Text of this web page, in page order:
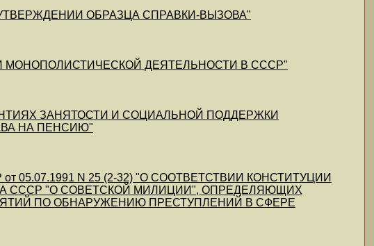
УТВЕРЖДЕНИИ ОБРАЗЦА СПРАВКИ-ВЫЗОВА"
МОНОПОЛИСТИЧЕСКОЙ ДЕЯТЕЛЬНОСТИ В СССР"
ЗАНЯТОСТИ И СОЦИАЛЬНОЙ ПОДДЕРЖКИ
НА ПЕНСИЮ"
от 05.07.1991 N 25 (2-32) "О СООТВЕТСТВИИ КОНСТИТУЦИИ
СССР "О СОВЕТСКОЙ МИЛИЦИИ", ОПРЕДЕЛЯЮЩИХ
ПО ОБНАРУЖЕНИЮ ПРЕСТУПЛЕНИЙ В СФЕРЕ